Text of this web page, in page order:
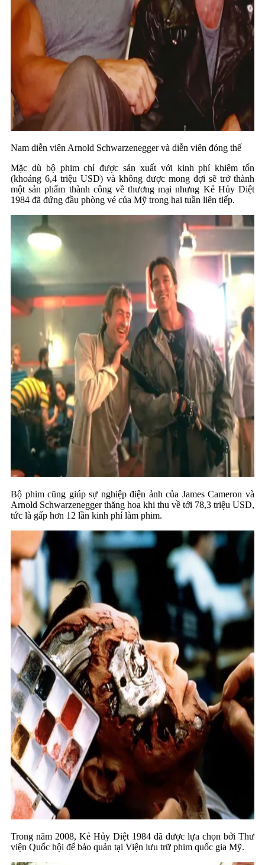
Nam diễn viên Arnold Schwarzenegger và diễn viên đóng thế
Mặc dù bộ phim chỉ được sản xuất với kinh phí khiêm tốn
(khoảng 6,4 triệu USD) và không được mong đợi sẽ trở thành
một sản phẩm thành công về thương mại nhưng Kẻ Hủy Diệt
1984 đã đứng đầu phòng vé của Mỹ trong hai tuần liên tiếp.
Bộ phim cũng giúp sự nghiệp điện ảnh của James Cameron và
Arnold Schwarzenegger thăng hoa khi thu về tới 78,3 triệu USD,
tức là gấp hơn 12 lần kinh phí làm phim.
Trong năm 2008, Kẻ Hủy Diệt 1984 đã được lựa chọn bởi Thư
viện Quốc hội để bảo quản tại Viện lưu trữ phim quốc gia Mỹ.